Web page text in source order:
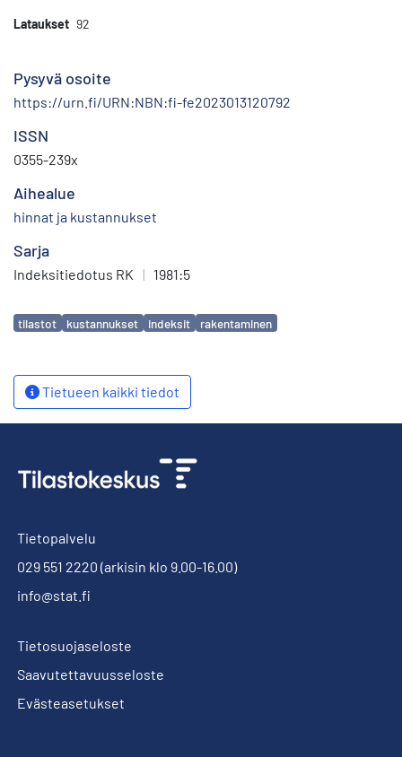
Lataukset 92
Pysyvä osoite
https://urn.fi/URN:NBN:fi-fe2023013120792
ISSN
0355-239x
Aihealue
hinnat ja kustannukset
Sarja
Indeksitiedotus RK | 1981:5
Avainsanat
tilastot kustannukset indeksit rakentaminen
Tietueen kaikki tiedot
Tietopalvelu
029 551 2220 (arkisin klo 9.00-16.00)
info@stat.fi
Tietosuojaseloste
Saavutettavuusseloste
Evästeasetukset